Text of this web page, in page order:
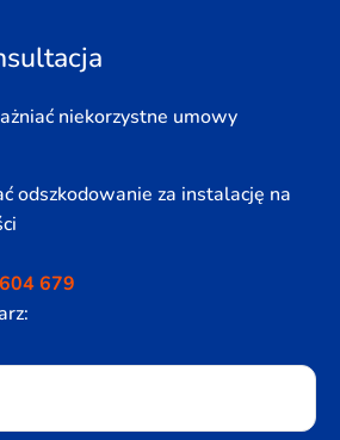
niekorzystne umowy
odszkodowanie za instalację na
679
empty.